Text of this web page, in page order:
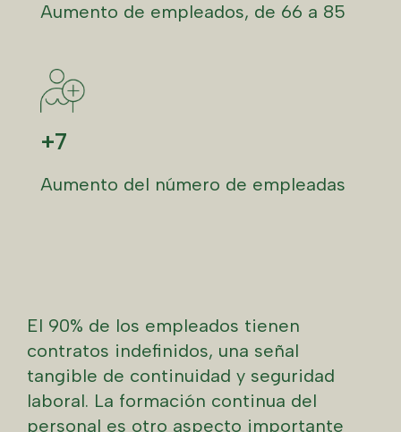
Aumento de empleados, de 66 a 85
+7
Aumento del número de empleadas
El 90% de los empleados tienen
contratos indefinidos, una señal
tangible de continuidad y seguridad
laboral. La formación continua del
personal es otro aspecto importante